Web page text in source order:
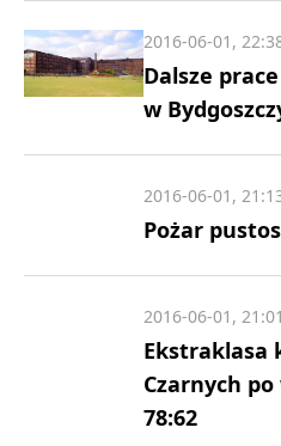
Dalsze
w
2016-06-01,
Pożar
2016-06-01,
Ekstraklasa
Czarnych
78:62
2016-06-01, 21:01